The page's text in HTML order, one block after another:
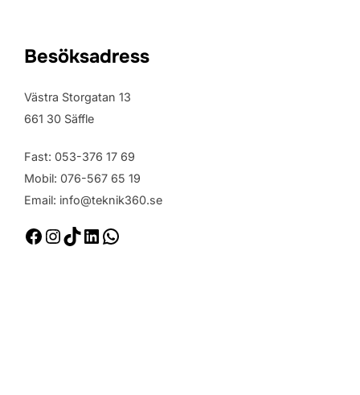
Besöksadress
Västra Storgatan 13
661 30 Säffle
Fast: 053-376 17 69
Mobil: 076-567 65 19
Email: info@teknik360.se
Facebook InstagramTikTok LinkedIn WhatsApp